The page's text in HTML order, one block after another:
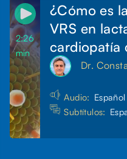
2:26
min
¿Cómo es
VRS en
cardiopatía
Dr.
Audio: Español
Subtítulos: